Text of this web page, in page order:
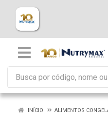
INÍCIO
ALIMENTOS